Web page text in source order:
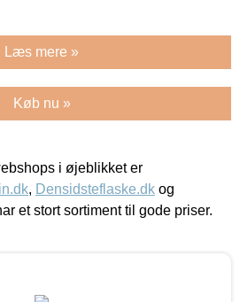
Læs mere »
Køb nu »
i øjeblikket er
, Densidsteflaske.dk og
et stort sortiment til gode priser.